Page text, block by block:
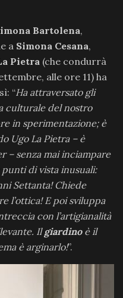
Bartolena,
a Simona Cesana,
Pietra (che condurrà
alle ore 11) ha
“Ha attraversato gli
culturale del nostro
in sperimentazione; è
Ugo La Pietra – è
– senza mai inciampare
di vista inusuali:
Settanta! Chiede
l’ottica! E poi sviluppa
con l’artigianalità
Ilgiardinoè il
è arginarlo!”.